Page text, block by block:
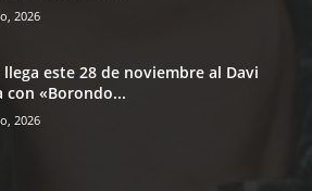
2026
llega este 28 de noviembre al Davi
con «Borondo...
2026